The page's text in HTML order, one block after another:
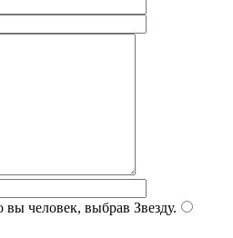
вы человек, выбрав Звезду.